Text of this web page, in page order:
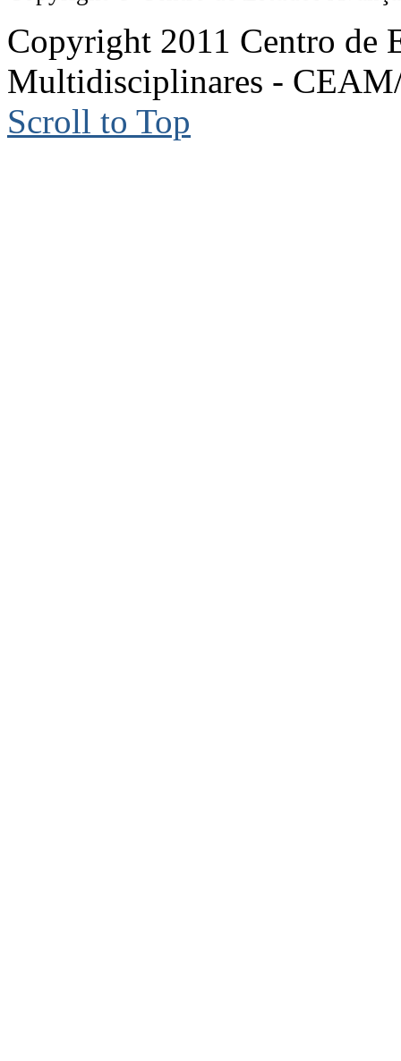
Copyright 2011 Centro de
Multidisciplinares -
Scroll to Top